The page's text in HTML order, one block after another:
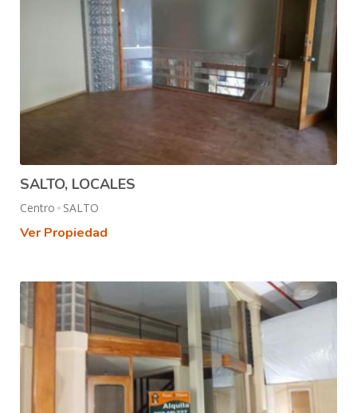
SALTO, LOCALES
Centro SALTO
Ver Propiedad